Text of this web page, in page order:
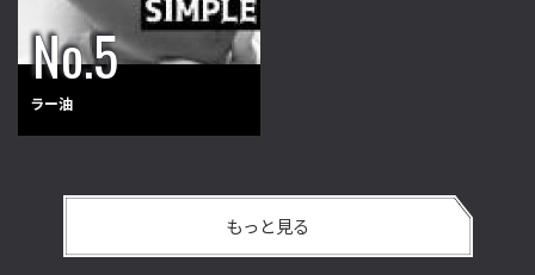
ラー油
もっと見る